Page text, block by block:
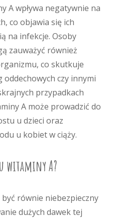
A wpływa negatywnie na
co objawia się ich
na infekcje. Osoby
zauważyć również
co skutkuje
czy innymi
przypadkach
A może prowadzić do
u dzieci oraz
u kobiet w ciąży.
witaminy A?
równie niebezpieczny
dużych dawek tej